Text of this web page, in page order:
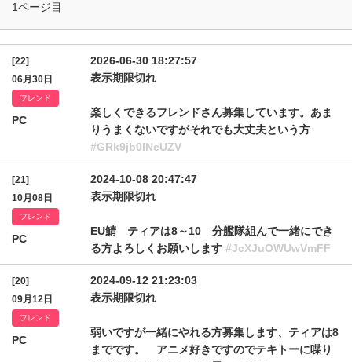
1ページ目
[22]
06月30日
フレンド
PC
2026-06-30 18:27:57
表示期限切れ
楽しくできるフレンドさん募集しています。あま
りうまくないですがそれでも大丈夫という方
#GRk9jb0lNeUZV
[21]
10月08日
フレンド
PC
2024-10-08 20:47:47
表示期限切れ
EU鯖 ティアは8～10 分艦隊組んで一緒にでき
る方よろしくお願いします #JcXJuOWUwVmFF
[20]
09月12日
フレンド
PC
2024-09-12 21:23:03
表示期限切れ
弱いですが一緒にやれる方募集します、ティアは8
までです。 アニメ好きですのでテキトーに喋り